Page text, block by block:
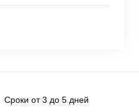
Сроки от 3 до 5 дней